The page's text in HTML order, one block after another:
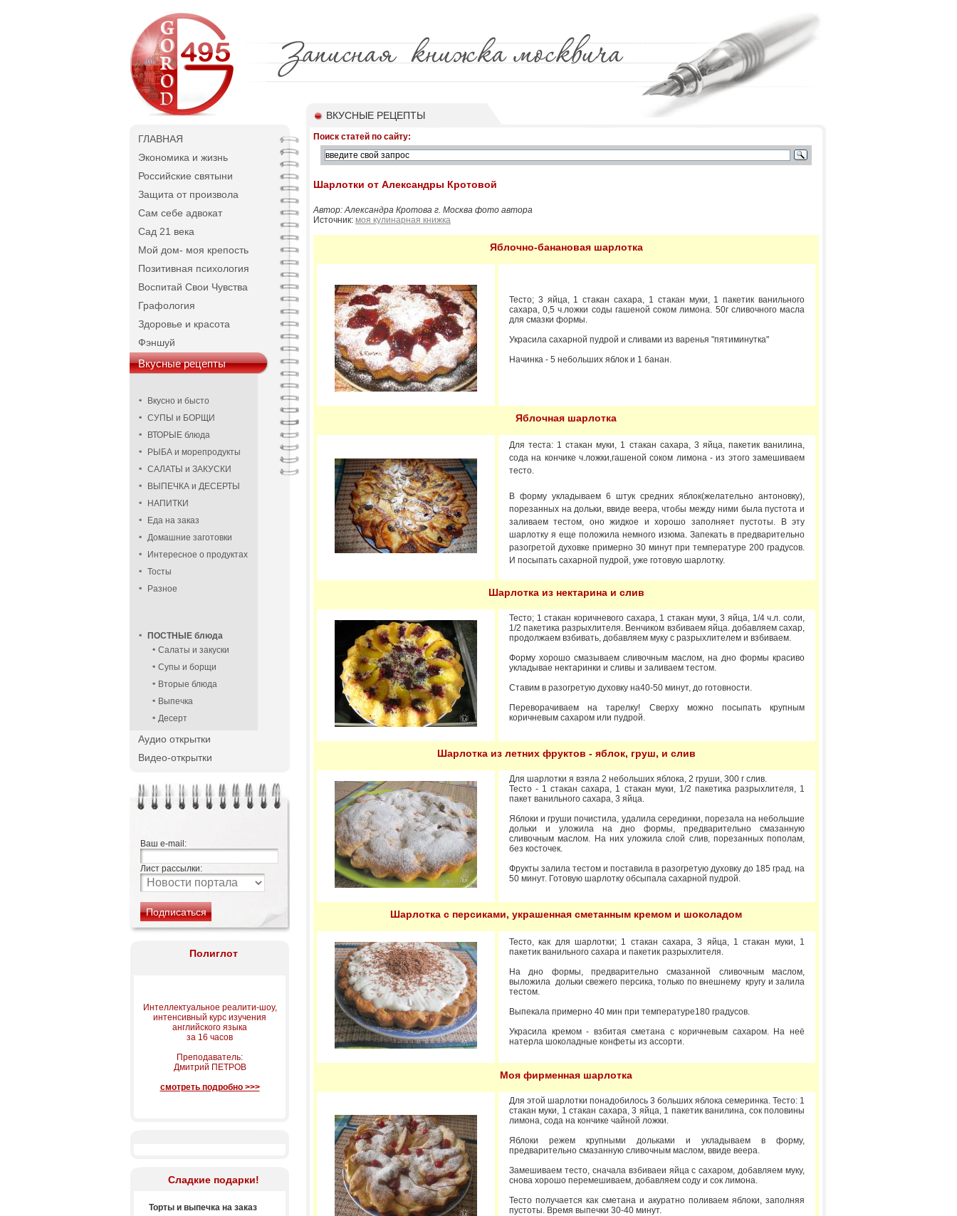
ГЛАВНАЯ
Экономика и жизнь
Российские святыни
Защита от произвола
Сам себе адвокат
Сад 21 века
Мой дом- моя крепость
Позитивная психология
Воспитай Свои Чувства
Графология
Здоровье и красота
Фэншуй
Вкусные рецепты
Вкусно и бысто
СУПЫ и БОРЩИ
ВТОРЫЕ блюда
РЫБА и морепродукты
САЛАТЫ и ЗАКУСКИ
ВЫПЕЧКА и ДЕСЕРТЫ
НАПИТКИ
Еда на заказ
Домашние заготовки
Интересное о продуктах
Тосты
Разное
ПОСТНЫЕ блюда
Салаты и закуски
Супы и борщи
Вторые блюда
Выпечка
Десерт
Аудио открытки
Видео-открытки
Ваш e-mail:
Лист рассылки:
Полиглот
Интеллектуальное реалити-шоу,
интенсивный курс изучения
английского языка
за 16 часов
Преподаватель:
Дмитрий ПЕТРОВ
смотреть подробно >>>
Сладкие подарки!
Торты и выпечка на заказ
ВКУСНЫЕ РЕЦЕПТЫ
Поиск статей по сайту:
Шарлотки от Александры Кротовой
Автор: Александра Кротова г. Москва фото автора
Источник: моя кулинарная книжка
Яблочно-банановая шарлотка
Тесто; 3 яйца, 1 стакан сахара, 1 стакан муки, 1 пакетик ванильного
сахара, 0,5 ч.ложки соды гашеной соком лимона. 50г сливочного масла
для смазки формы.
Украсила сахарной пудрой и сливами из варенья "пятиминутка"
Начинка - 5 небольших яблок и 1 банан.
Яблочная шарлотка
Для теста: 1 стакан муки, 1 стакан сахара, 3 яйца, пакетик ванилина,
сода на кончике ч.ложки,гашеной соком лимона - из этого замешиваем
тесто.
В форму укладываем 6 штук средних яблок(желательно антоновку),
порезанных на дольки, ввиде веера, чтобы между ними была пустота и
заливаем тестом, оно жидкое и хорошо заполняет пустоты. В эту
шарлотку я еще положила немного изюма. Запекать в предварительно
разогретой духовке примерно 30 минут при температуре 200 градусов.
И посыпать сахарной пудрой, уже готовую шарлотку.
Шарлотка из нектарина и слив
Тесто; 1 стакан коричневого сахара, 1 стакан муки, 3 яйца, 1/4 ч.л. соли,
1/2 пакетика разрыхлителя. Венчиком взбиваем яйца. добавляем сахар,
продолжаем взбивать, добавляем муку с разрыхлителем и взбиваем.
Форму хорошо смазываем сливочным маслом, на дно формы красиво
укладывае нектаринки и сливы и заливаем тестом.
Ставим в разогретую духовку на40-50 минут, до готовности.
Переворачиваем на тарелку! Сверху можно посыпать крупным
коричневым сахаром или пудрой.
Шарлотка из летних фруктов - яблок, груш, и слив
Для шарлотки я взяла 2 небольших яблока, 2 груши, 300 г слив.
Тесто - 1 стакан сахара, 1 стакан муки, 1/2 пакетика разрыхлителя, 1
пакет ванильного сахара, 3 яйца.
Яблоки и груши почистила, удалила серединки, порезала на небольшие
дольки и уложила на дно формы, предварительно смазанную
сливочным маслом. На них уложила слой слив, порезанных пополам,
без косточек.
Фрукты залила тестом и поставила в разогретую духовку до 185 град. на
50 минут. Готовую шарлотку обсыпала сахарной пудрой.
Шарлотка с персиками, украшенная сметанным кремом и шоколадом
Тесто, как для шарлотки; 1 стакан сахара, 3 яйца, 1 стакан муки, 1
пакетик ванильного сахара и пакетик разрыхлителя.
На дно формы, предварительно смазанной сливочным маслом,
выложила дольки свежего персика, только по внешнему кругу и залила
тестом.
Выпекала примерно 40 мин при температуре180 градусов.
Украсила кремом - взбитая сметана с коричневым сахаром. На неё
натерла шоколадные конфеты из ассорти.
Моя фирменная шарлотка
Для этой шарлотки понадобилось 3 больших яблока семеринка. Тесто: 1
стакан муки, 1 стакан сахара, 3 яйца, 1 пакетик ванилина, сок половины
лимона, сода на кончике чайной ложки.
Яблоки режем крупными дольками и укладываем в форму,
предварительно смазанную сливочным маслом, ввиде веера.
Замешиваем тесто, сначала взбиваеи яйца с сахаром, добавляем муку,
снова хорошо перемешиваем, добавляем соду и сок лимона.
Тесто получается как сметана и акуратно поливаем яблоки, заполняя
пустоты. Время выпечки 30-40 минут.